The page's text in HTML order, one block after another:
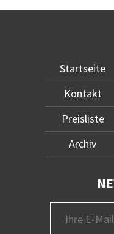
Startseite
Kontakt
Preisliste
Archiv